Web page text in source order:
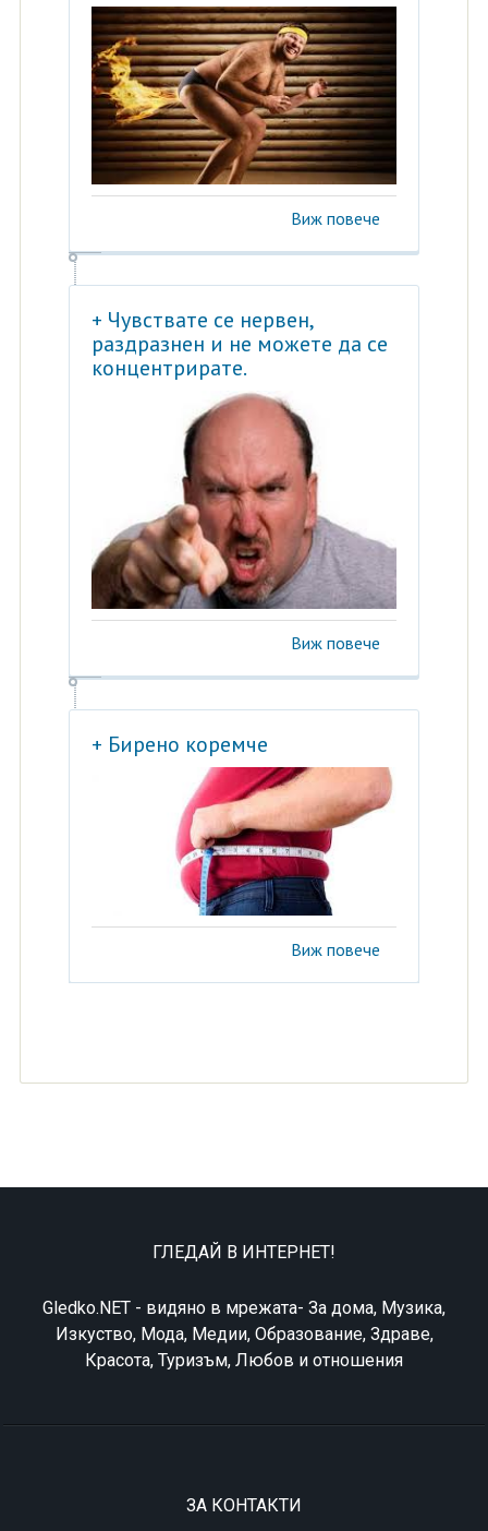
Виж повече
+ Чувствате се нервен,
раздразнен и не можете да се
концентрирате.
Виж повече
+ Бирено коремче
Виж повече
ГЛЕДАЙ В ИНТЕРНЕТ!
Gledko.NET - видяно в мрежата- За дома, Музика,
Изкуство, Мода, Медии, Образование, Здраве,
Красота, Туризъм, Любов и отношения
ЗА КОНТАКТИ